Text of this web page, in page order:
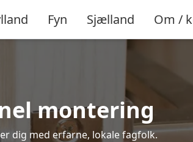
Fyn Sjælland Om /
montering
dig med erfarne, lokale fagfolk.